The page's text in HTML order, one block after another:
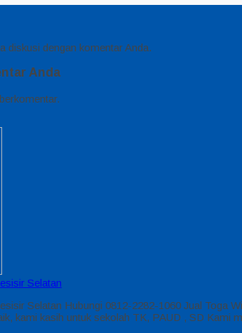
diskusi dengan komentar Anda.
Anda
Selatan
Selatan Hubungi 0812-2282-1060 Jual Toga
kami kasih untuk sekolah TK, PAUD , SD